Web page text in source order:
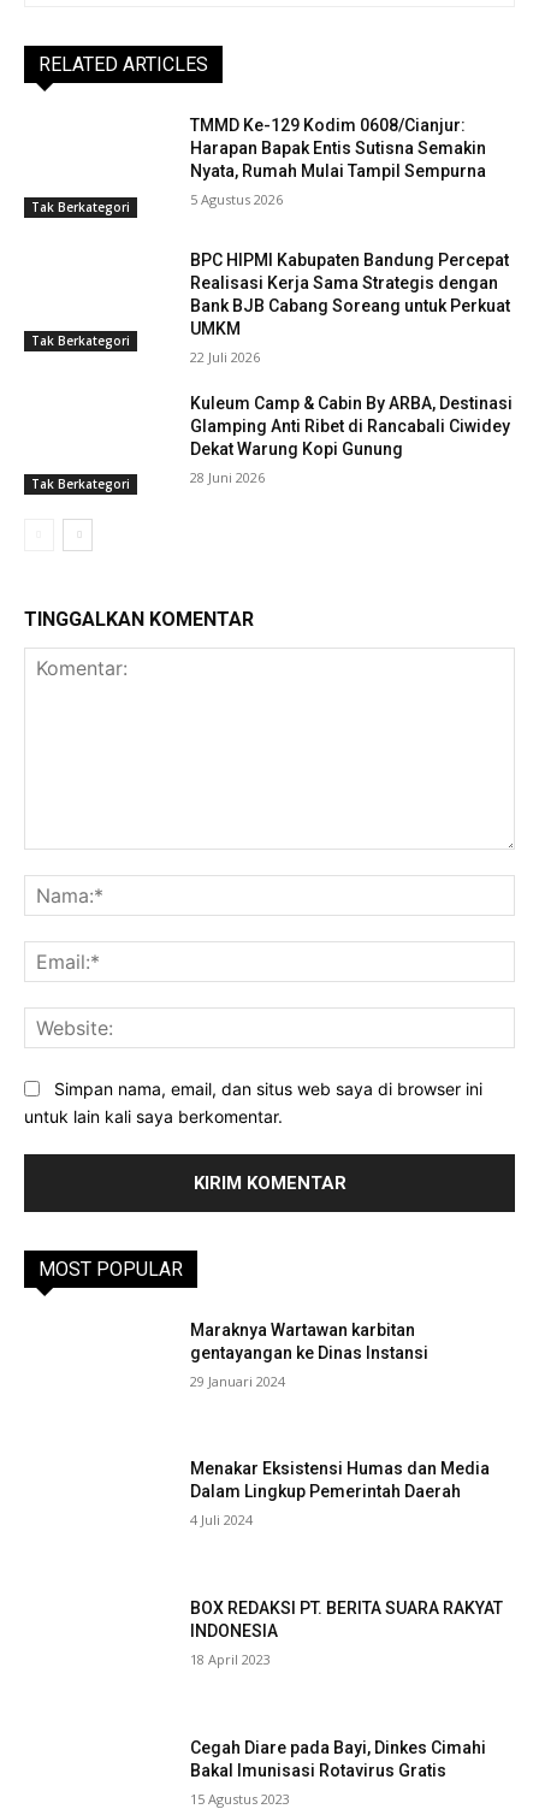
RELATED ARTICLES
Tak Berkategori
TMMD Ke-129 Kodim 0608/Cianjur:
Harapan Bapak Entis Sutisna Semakin
Nyata, Rumah Mulai Tampil Sempurna
5 Agustus 2026
Tak Berkategori
BPC HIPMI Kabupaten Bandung Percepat
Realisasi Kerja Sama Strategis dengan
Bank BJB Cabang Soreang untuk Perkuat
UMKM
22 Juli 2026
Tak Berkategori
Kuleum Camp & Cabin By ARBA, Destinasi
Glamping Anti Ribet di Rancabali Ciwidey
Dekat Warung Kopi Gunung
28 Juni 2026
TINGGALKAN KOMENTAR
Simpan nama, email, dan situs web saya di browser ini
untuk lain kali saya berkomentar.
MOST POPULAR
Maraknya Wartawan karbitan
gentayangan ke Dinas Instansi
29 Januari 2024
Menakar Eksistensi Humas dan Media
Dalam Lingkup Pemerintah Daerah
4 Juli 2024
BOX REDAKSI PT. BERITA SUARA RAKYAT
INDONESIA
18 April 2023
Cegah Diare pada Bayi, Dinkes Cimahi
Bakal Imunisasi Rotavirus Gratis
15 Agustus 2023